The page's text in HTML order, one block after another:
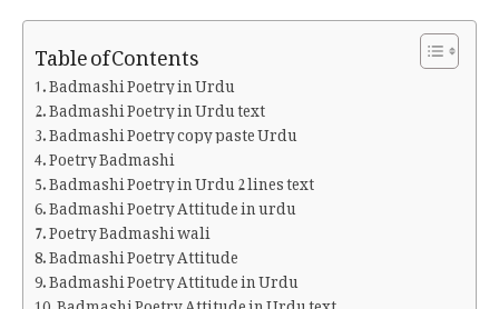
Table of Contents
Badmashi Poetry in Urdu
Badmashi Poetry in Urdu text
Badmashi Poetry copy paste Urdu
Poetry Badmashi
Badmashi Poetry in Urdu 2 lines text
Badmashi Poetry Attitude in urdu
Poetry Badmashi wali
Badmashi Poetry Attitude
Badmashi Poetry Attitude in Urdu